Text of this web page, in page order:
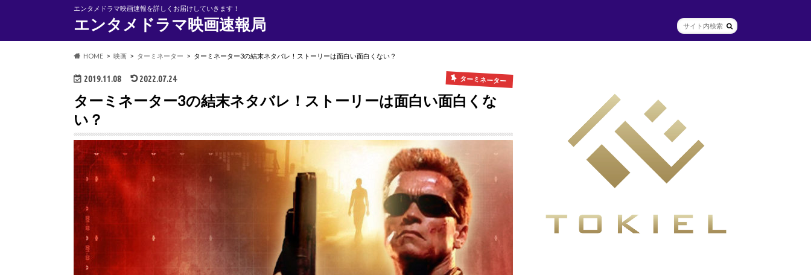
エンタメドラマ映画速報を詳しくお届けしていきます！
エンタメドラマ映画速報局
HOME 映画 ターミネーター ターミネーター3の結末ネタバレ！ストーリーは面白い面白くない？
2019.11.08 2022.07.24 ターミネーター
ターミネーター3の結末ネタバレ！ストーリーは面白い面白くな
い？